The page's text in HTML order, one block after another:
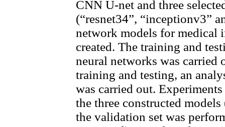
CNN U-net and three
(“resnet34”, “inceptionv3”
network models for medical
created. The training and
neural networks was carried
training and testing, an
was carried out.
the three constructed
the validation set was